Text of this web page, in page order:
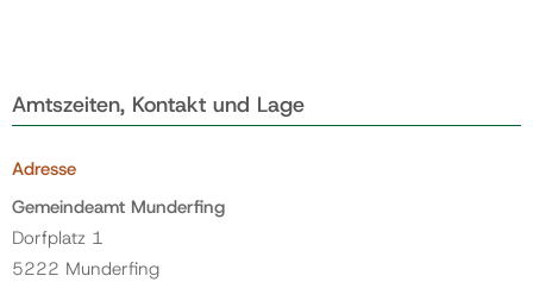
Amtszeiten, Kontakt und Lage
Adresse
Gemeindeamt Munderfing
Dorfplatz 1
5222 Munderfing